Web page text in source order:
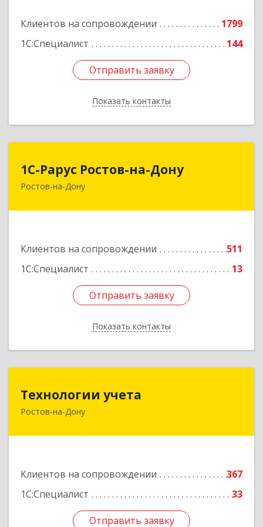
Клиентов на сопровождении
1799
1С:Специалист
144
Отправить заявку
Показать контакты
Отправить заявку
Назад
1С-Рарус Ростов-на-Дону
Ростов-на-Дону
Клиентов на сопровождении
511
1С:Специалист
13
Отправить заявку
Показать контакты
344002, Ростовская обл, г.о. город Ростов-на-
Подробнее
Отправить заявку
Назад
Технологии учета
Ростов-на-Дону
Клиентов на сопровождении
367
1С:Специалист
33
Отправить заявку
344064, Ростовская обл, Ростов-на-Дону г,
Отправить заявку